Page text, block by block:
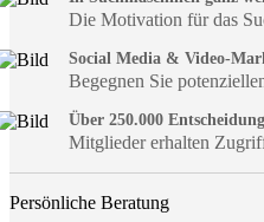
Die Motivation für das
Social Media & Video-
Begegnen Sie
Über 250.000
Mitglieder erhalten
Persönliche Beratung